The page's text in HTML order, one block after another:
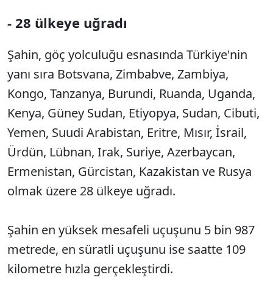
- 28 ülkeye uğradı
Şahin, göç yolculuğu esnasında Türkiye'nin
yanı sıra Botsvana, Zimbabve, Zambiya,
Kongo, Tanzanya, Burundi, Ruanda, Uganda,
Kenya, Güney Sudan, Etiyopya, Sudan, Cibuti,
Yemen, Suudi Arabistan, Eritre, Mısır, İsrail,
Ürdün, Lübnan, Irak, Suriye, Azerbaycan,
Ermenistan, Gürcistan, Kazakistan ve Rusya
olmak üzere 28 ülkeye uğradı.
Şahin en yüksek mesafeli uçuşunu 5 bin 987
metrede, en süratli uçuşunu ise saatte 109
kilometre hızla gerçekleştirdi.